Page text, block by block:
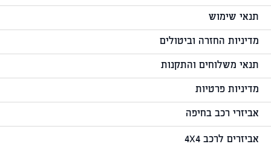
תנאי שימוש
מדיניות החזרה וביטולים
תנאי משלוחים והתקנות
מדיניות פרטיות
אביזרי רכב בחיפה
אביזרים לרכב 4X4